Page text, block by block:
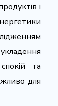
і
та
для